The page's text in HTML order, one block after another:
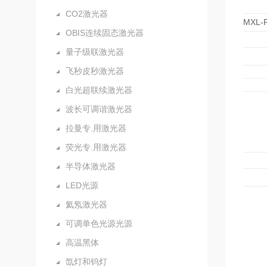
CO2激光器
OBIS连续固态激光器
量子级联激光器
飞秒皮秒激光器
白光超联续激光器
波长可调谐激光器
拉曼专.用激光器
荧光专.用激光器
半导体激光器
LED光源
氦氖激光器
可调单色光源光源
高温黑体
氙灯和钨灯
MXL-